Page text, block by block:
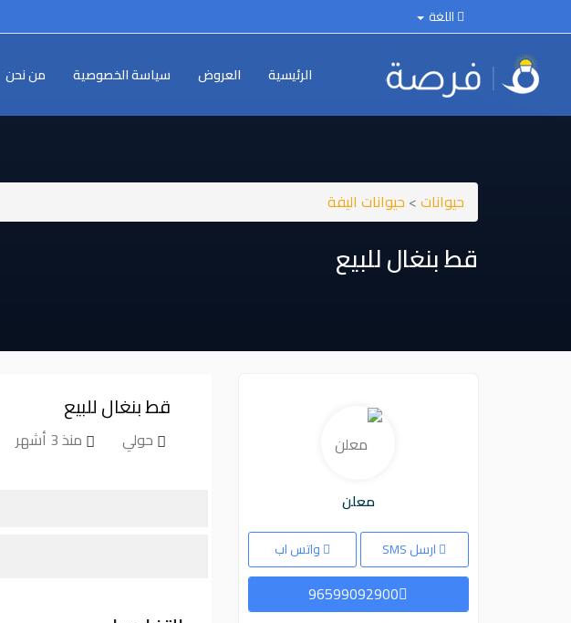
اللغة
الرئيسية العروض سياسة الخصوصية من نحن
حيوانات> حيوانات اليفة
قط بنغال للبيع
قط بنغال للبيع
حولي منذ 3 أشهر
معلن
ارسل SMS واتس اب
96599092900